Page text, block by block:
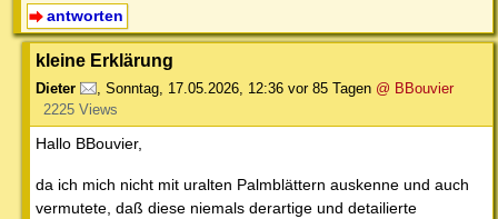
antworten
kleine Erklärung
Dieter , Sonntag, 17.05.2026, 12:36 vor 85 Tagen @ BBouvier
2225 Views
Hallo BBouvier,
da ich mich nicht mit uralten Palmblättern auskenne und auch
vermutete, daß diese niemals derartige und detailierte